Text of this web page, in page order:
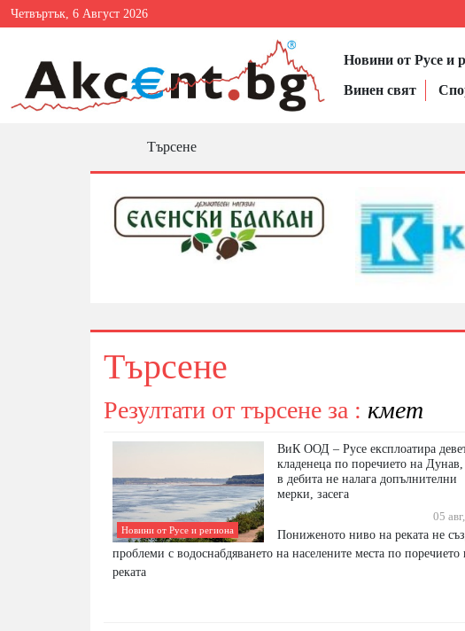
Четвъртък, 6 Август 2026
Новини от Русе и
Винен свят
Търсене
Търсене
Резултати от търсене за : кмет
Новини от Русе и региона
ВиК ООД – Русе експлоатира
кладенеца по поречието на
в дебита не налага допълнителни
мерки, засега
05
Пониженото ниво на реката не
проблеми с водоснабдяването на населените места по поречието
реката